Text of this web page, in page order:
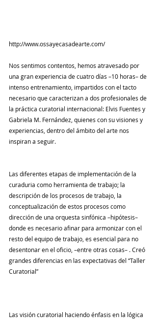
http://www.ossayecasadearte.com/
Nos sentimos contentos, hemos atravesado por
una gran experiencia de cuatro días –10 horas– de
intenso entrenamiento, impartidos con el tacto
necesario que caracterizan a dos profesionales de
la práctica curatorial internacional: Elvis Fuentes y
Gabriela M. Fernández, quienes con su visiones y
experiencias, dentro del ámbito del arte nos
inspiran a seguir.
Las diferentes etapas de implementación de la
curaduria como herramienta de trabajo; la
descripción de los procesos de trabajo, la
conceptualización de estos procesos como
dirección de una orquesta sinfónica –hipótesis–
donde es necesario afinar para armonizar con el
resto del equipo de trabajo, es esencial para no
desentonar en el oficio, –entre otras cosas– . Creó
grandes diferencias en las expectativas del “Taller
Curatorial”
Las visión curatorial haciendo énfasis en la lógica